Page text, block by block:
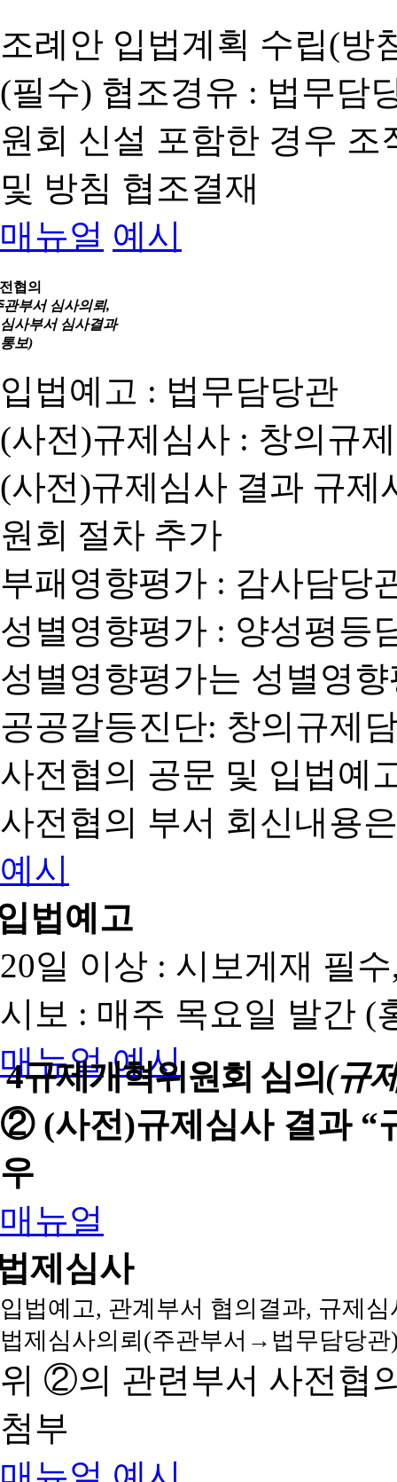
조례안 입법계획 수립(방
(필수) 협조경유 : 법무담
원회 신설 포함한 경우
및 방침 협조결재
매뉴얼 예시
협의
관부서 심사의뢰,
심사부서 심사결과
통보)
입법예고 : 법무담당관
(사전)규제심사 : 창의규
(사전)규제심사 결과 규
원회 절차 추가
부패영향평가 : 감사담당
성별영향평가 : 양성평등
성별영향평가는 성별영
공공갈등진단: 창의규제
사전협의 공문 및 입법예
사전협의 부서 회신내용
예시
법예고
20일 이상 : 시보게재 필
시보 : 매주 목요일 발간 (
매뉴얼 예시
4규제개혁위원회 심의(규
② (사전)규제심사 결과 “
우
매뉴얼
제심사
입법예고, 관계부서 협의결과, 규제
법제심사의뢰(주관부서→법무담당
위 ②의 관련부서 사전협
첨부